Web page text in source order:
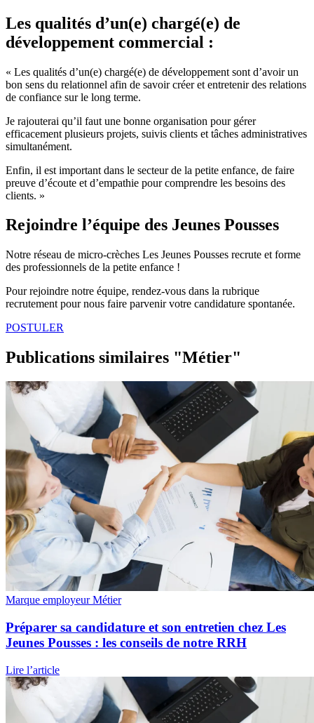
Les qualités d’un(e) chargé(e) de
développement commercial :
« Les qualités d’un(e) chargé(e) de développement sont d’avoir un
bon sens du relationnel afin de savoir créer et entretenir des relations
de confiance sur le long terme.
Je rajouterai qu’il faut une bonne organisation pour gérer
efficacement plusieurs projets, suivis clients et tâches administratives
simultanément.
Enfin, il est important dans le secteur de la petite enfance, de faire
preuve d’écoute et d’empathie pour comprendre les besoins des
clients. »
Rejoindre l’équipe des Jeunes Pousses
Notre réseau de micro-crèches Les Jeunes Pousses recrute et forme
des professionnels de la petite enfance !
Pour rejoindre notre équipe, rendez-vous dans la rubrique
recrutement pour nous faire parvenir votre candidature spontanée.
POSTULER
Publications similaires "Métier"
Marque employeurMétier
Préparer sa candidature et son entretien chez Les
Jeunes Pousses : les conseils de notre RRH
Lire l’article